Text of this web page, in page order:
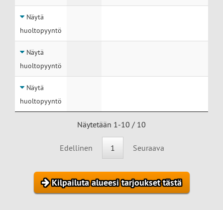
Näytä
huoltopyyntö
Näytä
huoltopyyntö
Näytä
huoltopyyntö
Näytetään 1-10 / 10
Edellinen 1 Seuraava
Kilpailuta alueesi tarjoukset tästä